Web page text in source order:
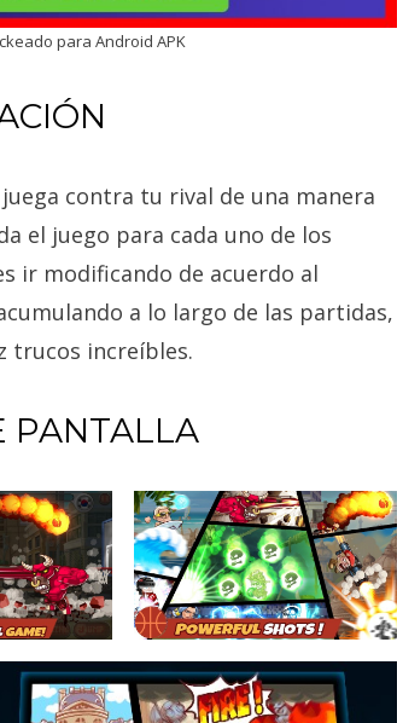
para Android APK
contra tu rival de una manera
el juego para cada uno de los
ir modificando de acuerdo al
a lo largo de las partidas,
trucos increíbles.
PANTALLA